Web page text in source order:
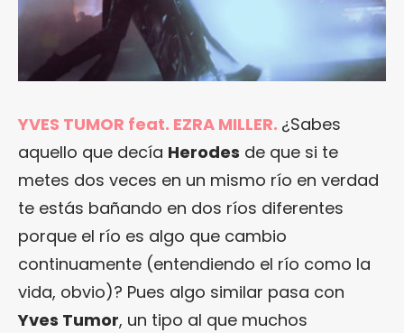
YVES TUMOR feat. EZRA MILLER. ¿Sabes
aquello que decía Herodes de que si te
metes dos veces en un mismo río en verdad
te estás bañando en dos ríos diferentes
porque el río es algo que cambio
continuamente (entendiendo el río como la
vida, obvio)? Pues algo similar pasa con
Yves Tumor, un tipo al que muchos